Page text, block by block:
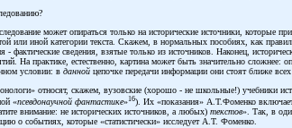
может опираться только на исторические источники, которые
или иной категории текста. Скажем, в нормальных пособиях, как
- фактические сведения, взятые только из источников. Наконец,
На практике, естественно, картина может быть значительно
условии: в данной цепочке передачи информации они стоят ближе
относят, скажем, вузовские (хорошо - не школьные!) учебники
«псевдонаучной фантастике»16). Их «показания» А.Т.Фоменко
внимание: не исторических источников, а любых) текстов». Так, в
о событиях, которые «статистически» исследует А.Т. Фоменко.